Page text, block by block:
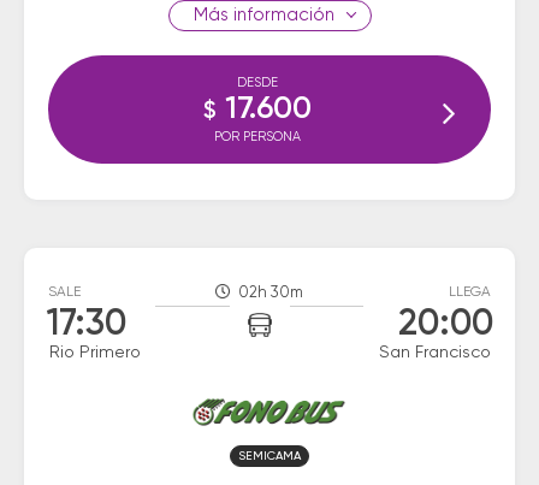
información
DESDE
$ 17.600
POR PERSONA
SALE
17:30
Rio Primero
02h 30m LLEGA
20:00
San Francisco
SEMICAMA